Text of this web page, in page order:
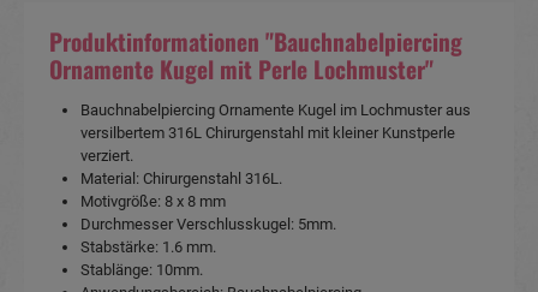
Produktinformationen "Bauchnabelpiercing
Ornamente Kugel mit Perle Lochmuster"
Bauchnabelpiercing Ornamente Kugel im Lochmuster aus
versilbertem 316L Chirurgenstahl mit kleiner Kunstperle
verziert.
Material: Chirurgenstahl 316L.
Motivgröße: 8 x 8 mm
Durchmesser Verschlusskugel: 5mm.
Stabstärke: 1.6 mm.
Stablänge: 10mm.